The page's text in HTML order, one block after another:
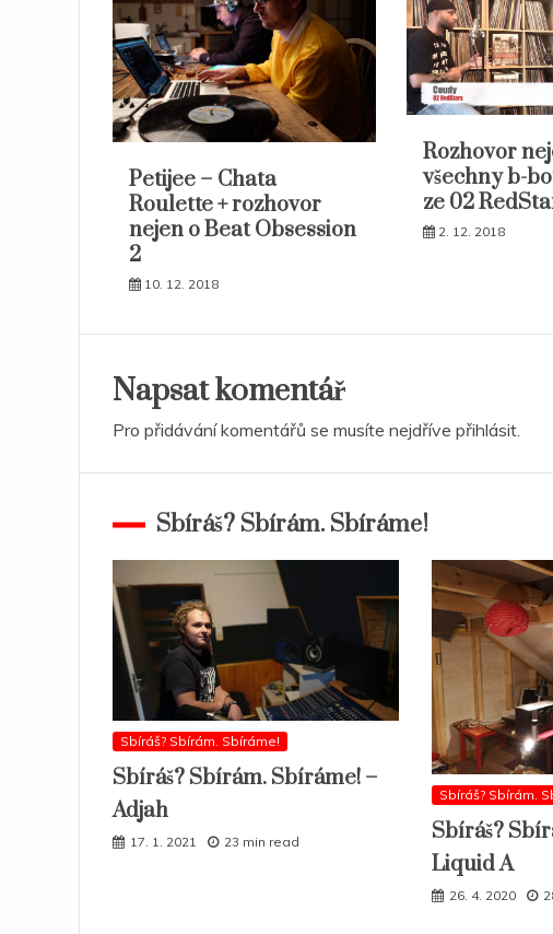
Petijee – Chata
Roulette + rozhovor
nejen o Beat Obsession
2
10. 12. 2018
Rozhovor
všechny b-
ze 02
2. 12. 2018
Napsat komentář
Pro přidávání komentářů se musíte nejdříve přihlásit
Sbíráš? Sbírám. Sbíráme!
Sbíráš? Sbírám. Sbíráme!
Sbíráš? Sbírám. Sbíráme! –
Adjah
17. 1. 2021 23 min read
Sbíráš? Sbírám.
Sbíráš?
Liquid A
26. 4. 2020